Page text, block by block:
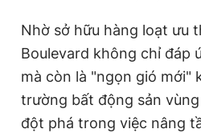
Nhờ sở hữu hàng loạt ưu
Boulevard không chỉ đáp
mà còn là "ngọn gió mới"
trường bất động sản
đột phá trong việc nâng